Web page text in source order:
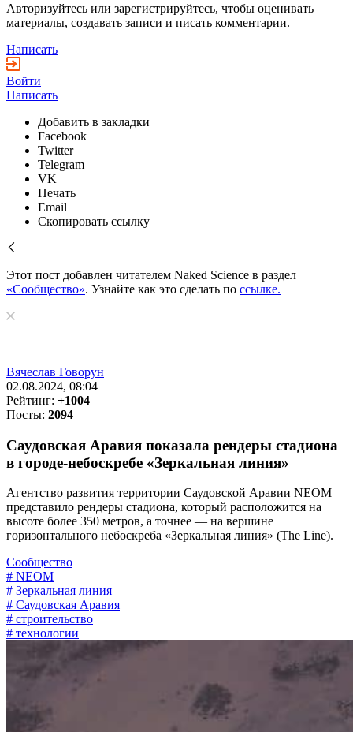
Авторизуйтесь или зарегистрируйтесь, чтобы оценивать
материалы, создавать записи и писать комментарии.
Написать
Войти
Написать
Добавить в закладки
Facebook
Twitter
Telegram
VK
Печать
Email
Скопировать ссылку
Этот пост добавлен читателем Naked Science в раздел
«Сообщество». Узнайте как это сделать по ссылке.
Вячеслав Говорун
02.08.2024, 08:04
Рейтинг: +1004
Посты: 2094
Саудовская Аравия показала рендеры стадиона
в городе-небоскребе «Зеркальная линия»
Агентство развития территории Саудовской Аравии NEOM
представило рендеры стадиона, который расположится на
высоте более 350 метров, а точнее — на вершине
горизонтального небоскреба «Зеркальная линия» (The Line).
Сообщество
# NEOM
# Зеркальная линия
# Саудовская Аравия
# строительство
# технологии